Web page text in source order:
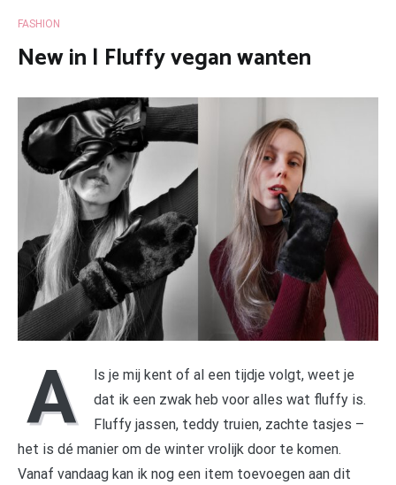
FASHION
New in | Fluffy vegan wanten
A
ls je mij kent of al een tijdje volgt, weet je
dat ik een zwak heb voor alles wat fluffy is.
Fluffy jassen, teddy truien, zachte tasjes –
het is dé manier om de winter vrolijk door te komen.
Vanaf vandaag kan ik nog een item toevoegen aan dit